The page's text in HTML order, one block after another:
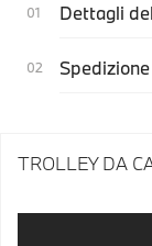
Dettagli
TROLLEY DA